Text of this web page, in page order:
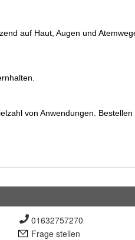
01632757270
Frage stellen